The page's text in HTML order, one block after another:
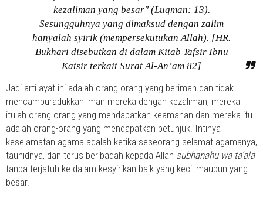
kezaliman yang besar" (Luqman: 13).
Sesungguhnya yang dimaksud dengan zalim
hanyalah syirik (mempersekutukan Allah). [HR.
Bukhari disebutkan di dalam Kitab Tafsir Ibnu
Katsir terkait Surat Al-An’am 82]
Jadi arti ayat ini adalah orang-orang yang beriman dan tidak
mencampuradukkan iman mereka dengan kezaliman, mereka
itulah orang-orang yang mendapatkan keamanan dan mereka itu
adalah orang-orang yang mendapatkan petunjuk. Intinya
keselamatan agama adalah ketika seseorang selamat agamanya,
tauhidnya, dan terus beribadah kepada Allah subhanahu wa ta’ala
tanpa terjatuh ke dalam kesyirikan baik yang kecil maupun yang
besar.